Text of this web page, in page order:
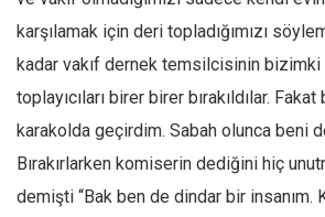
Hasanali Yıldırım
Leyla Şerif Emin
Selçuk Türkyılmaz
Mehmet Ali Tekin
Abir E. Nahas
Amina S. Jenenkovic
karşılamak için deri topladığımızı
kadar vakıf dernek temsilcisinin
toplayıcıları birer birer bırakıldılar.
karakolda geçirdim. Sabah olunca beni
Bırakırlarken komiserin dediğini hiç
demişti “Bak ben de dindar bir insanım.